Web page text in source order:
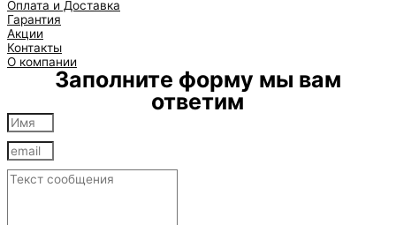
Оплата и Доставка
Гарантия
Акции
Контакты
О компании
Заполните форму мы вам
ответим